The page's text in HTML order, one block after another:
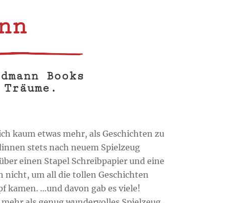
Books
kaum etwas mehr, als Geschichten zu
stets nach neuem Spielzeug
einen Stapel Schreibpapier und eine
nicht, um all die tollen Geschichten
kamen. …und davon gab es viele!